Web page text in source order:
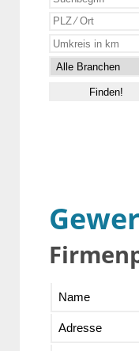
Name
Adresse